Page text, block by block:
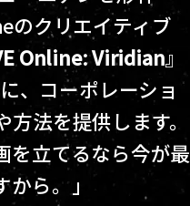
のクリエイティブ
Online: Viridian』
、コーポレーショ
法を提供します。
を立てるなら今が最
ら。」